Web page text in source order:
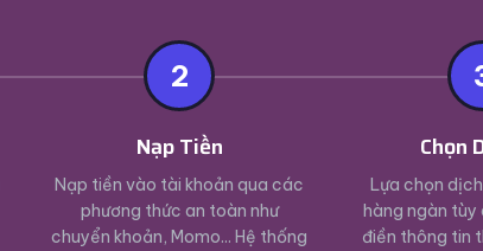
2
Nạp Tiền
Nạp tiền vào tài khoản qua các
phương thức an toàn như
chuyển khoản, Momo... Hệ thống
Chọn
Lựa chọn
hàng ngàn tùy
điền thông tin